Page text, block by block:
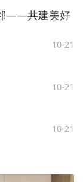
邻——共建美好
10-21
10-21
10-21